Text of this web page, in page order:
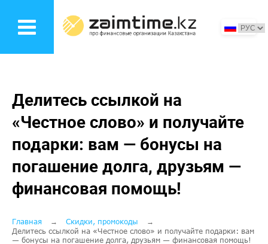
основному
Делитесь ссылкой на
«Честное слово» и получайте
подарки: вам — бонусы на
погашение долга, друзьям —
финансовая помощь!
Строка
Главная
Скидки, промокоды
Делитесь ссылкой на «Честное слово» и получайте подарки: вам
— бонусы на погашение долга, друзьям — финансовая помощь!